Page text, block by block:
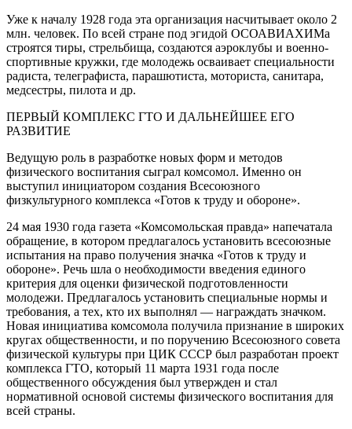
Уже к началу 1928 года эта организация насчитывает около 2
млн. человек. По всей стране под эгидой ОСОАВИАХИМа
строятся тиры, стрельбища, создаются аэроклубы и военно-
спортивные кружки, где молодежь осваивает специальности
радиста, телеграфиста, парашютиста, моториста, санитара,
медсестры, пилота и др.
ПЕРВЫЙ КОМПЛЕКС ГТО И ДАЛЬНЕЙШЕЕ ЕГО
РАЗВИТИЕ
Ведущую роль в разработке новых форм и методов
физического воспитания сыграл комсомол. Именно он
выступил инициатором создания Всесоюзного
физкультурного комплекса «Готов к труду и обороне».
24 мая 1930 года газета «Комсомольская правда» напечатала
обращение, в котором предлагалось установить всесоюзные
испытания на право получения значка «Готов к труду и
обороне». Речь шла о необходимости введения единого
критерия для оценки физической подготовленности
молодежи. Предлагалось установить специальные нормы и
требования, а тех, кто их выполнял — награждать значком.
Новая инициатива комсомола получила признание в широких
кругах общественности, и по поручению Всесоюзного совета
физической культуры при ЦИК СССР был разработан проект
комплекса ГТО, который 11 марта 1931 года после
общественного обсуждения был утвержден и стал
нормативной основой системы физического воспитания для
всей страны.